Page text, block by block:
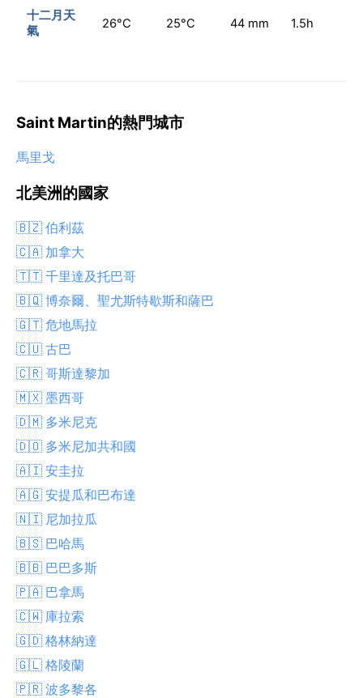
十二月天
氣
26°C 25°C 44 mm 1.5h
Saint Martin的熱門城市
馬里戈
北美洲的國家
🇧🇿 伯利茲
🇨🇦 加拿大
🇹🇹 千里達及托巴哥
🇧🇶 博奈爾、聖尤斯特歇斯和薩巴
🇬🇹 危地馬拉
🇨🇺 古巴
🇨🇷 哥斯達黎加
🇲🇽 墨西哥
🇩🇲 多米尼克
🇩🇴 多米尼加共和國
🇦🇮 安圭拉
🇦🇬 安提瓜和巴布達
🇳🇮 尼加拉瓜
🇧🇸 巴哈馬
🇧🇧 巴巴多斯
🇵🇦 巴拿馬
🇨🇼 庫拉索
🇬🇩 格林納達
🇬🇱 格陵蘭
🇵🇷 波多黎各